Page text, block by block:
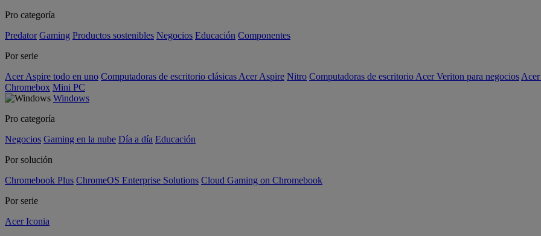
Pro categoría
Predator Gaming Productos sostenibles Negocios Educación Componentes
Por serie
Acer Aspire todo en uno Computadoras de escritorio clásicas Acer Aspire Nitro Computadoras de escritorio Acer Veriton para negocios
Chromebox Mini PC
Windows
Pro categoría
Negocios Gaming en la nube Día a día Educación
Por solución
Chromebook Plus ChromeOS Enterprise Solutions Cloud Gaming on Chromebook
Por serie
Acer Iconia